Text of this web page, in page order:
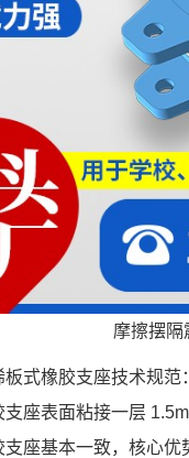
摩擦摆隔
板式橡胶支座技术规
座表面粘接一层
支座基本一致，核心